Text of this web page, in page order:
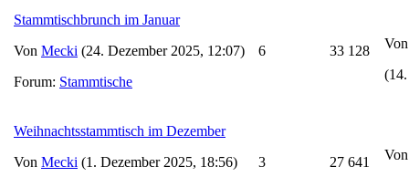
Stammtischbrunch im Januar
Von Mecki (24. Dezember 2025, 12:07)
Forum: Stammtische
6 33 128
Weihnachtsstammtisch im Dezember
Von Mecki (1. Dezember 2025, 18:56)
3 27 641